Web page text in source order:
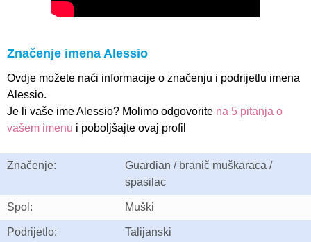
Značenje imena Alessio
Ovdje možete naći informacije o značenju i podrijetlu imena
Alessio.
Je li vaše ime Alessio? Molimo odgovorite na 5 pitanja o
vašem imenu i poboljšajte ovaj profil
Značenje:
Guardian / branič muškaraca /
spasilac
Spol: Muški
Podrijetlo: Talijanski